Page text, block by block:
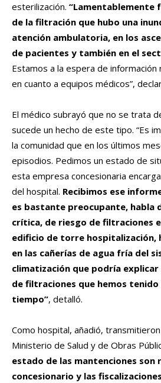
esterilización. “Lamentablemente
de la filtración que hubo una
atención ambulatoria, en los
de pacientes y también en el
Estamos a la espera de
en cuanto a equipos médicos”,
El médico subrayó que no se trata
sucede un hecho de este tipo. “Es
la comunidad que en los últimos
episodios. Pedimos un estado de
esta empresa concesionaria
del hospital. Recibimos ese
es bastante preocupante, habla
crítica, de riesgo de filtraciones
edificio de torre hospitalización,
en las cañerías de agua fría del
climatización que podría
de filtraciones que hemos tenido
tiempo”, detalló.
Como hospital, añadió,
Ministerio de Salud y de Obras
estado de las mantenciones son
concesionario y las